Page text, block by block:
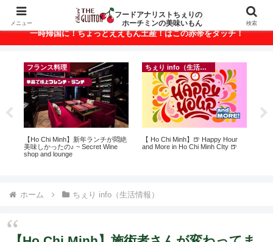
ベトナム・ホーチミンの美味いもんが満載！
一時帰国に！ちょっとええもん土産！はこの赤帯をタッチ！
フランス料理
【Ho Chi Minh】新年ランチが悶絶
美味しかったの♪ ~ Secret Wine
shop and lounge
ちぇり info（生活情報）
【 Ho Chi Minh】🍺 Happy Hour
and More in Ho Chi Minh CIty 🍺
ホーム ちぇり info（生活情報）
メニュー
フードアナリストちぇりの
ホーチミンの美味いもん
検索